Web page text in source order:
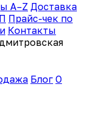
A–Z Доставка
Прайс-чек по
Контакты
Блог О